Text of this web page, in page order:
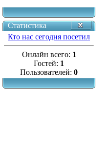
Статистика
Кто нас сегодня посетил
Онлайн всего: 1
Гостей: 1
Пользователей: 0